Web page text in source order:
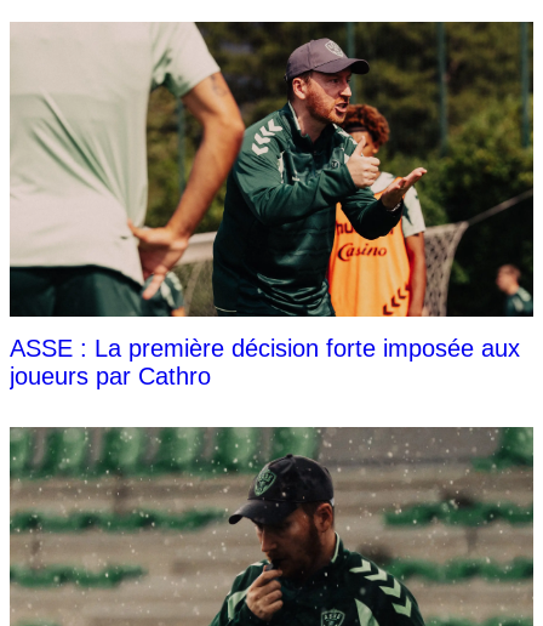
ASSE : La première décision forte imposée aux
joueurs par Cathro